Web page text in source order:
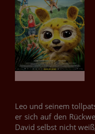
Leo und seinem
er sich auf den
David selbst nicht